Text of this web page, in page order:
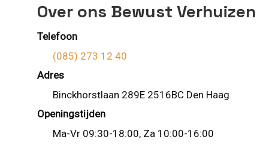
Over ons Bewust Verhuizen
Telefoon
(085) 273 12 40
Adres
Binckhorstlaan 289E 2516BC Den Haag
Openingstijden
Ma-Vr 09:30-18:00, Za 10:00-16:00